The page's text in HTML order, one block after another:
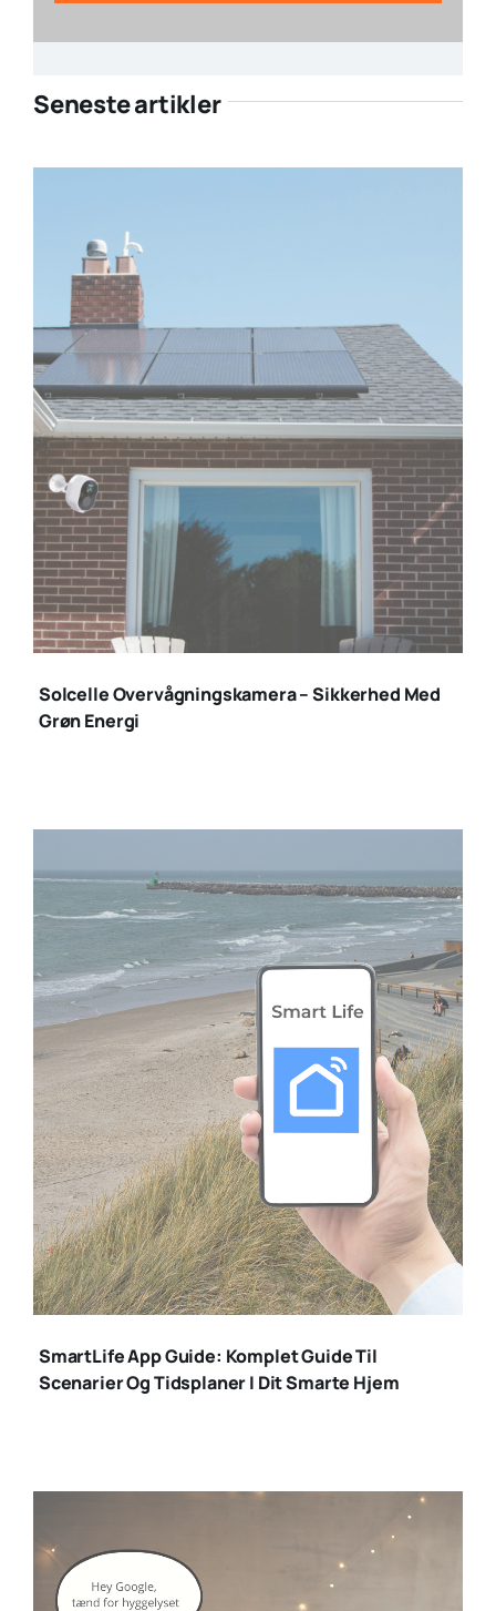
Seneste artikler
solcelle
(1)
Solcelle Overvågningskamera – Sikkerhed Med
Grøn Energi
smartlife app
SmartLife App Guide: Komplet Guide Til
Scenarier Og Tidsplaner I Dit Smarte Hjem